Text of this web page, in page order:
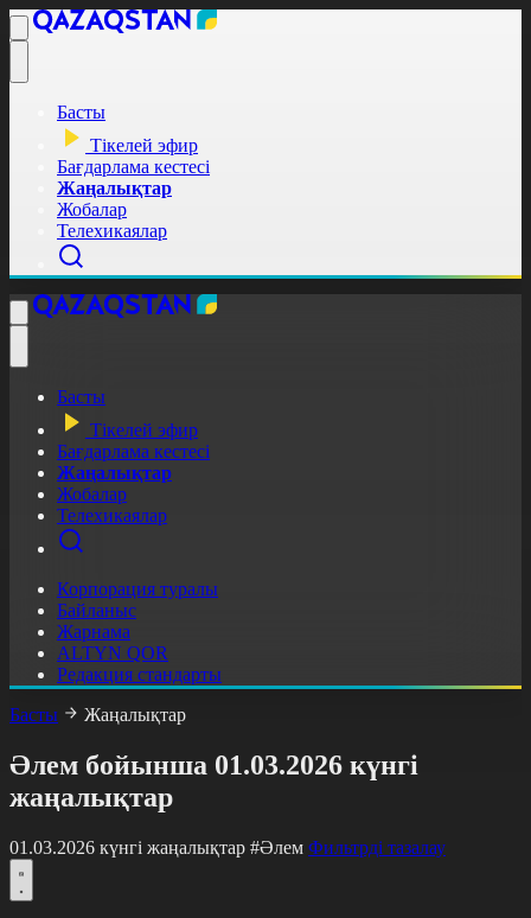
Басты
Тікелей эфир
Бағдарлама кестесі
Жаңалықтар
Жобалар
Телехикаялар
Басты
Тікелей эфир
Бағдарлама кестесі
Жаңалықтар
Жобалар
Телехикаялар
Корпорация туралы
Байланыс
Жарнама
ALTYN QOR
Редакция стандарты
Басты
Жаңалықтар
Әлем бойынша 01.03.2026 күнгі
жаңалықтар
01.03.2026 күнгі жаңалықтар #Әлем Фильтрді тазалау